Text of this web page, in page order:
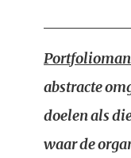
abstracte
doelen als
waar de